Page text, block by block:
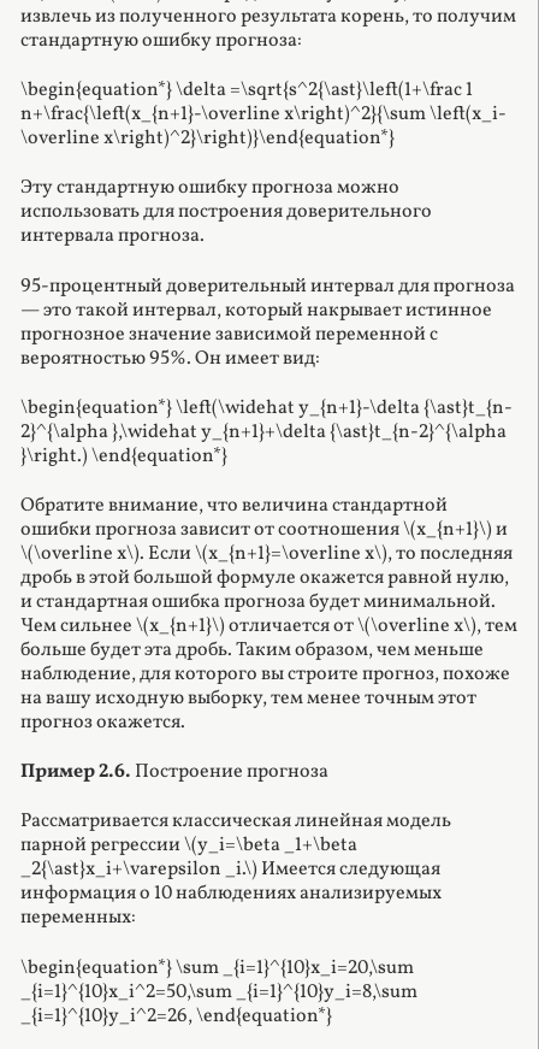
извлечь из полученного результата корень, то получим
стандартную ошибку прогноза:
\begin{equation*} \delta =\sqrt{s^2{\ast}\left(1+\frac 1
n+\frac{\left(x_{n+1}-\overline x\right)^2}{\sum \left(x_i-
\overline x\right)^2}\right)}\end{equation*}
Эту стандартную ошибку прогноза можно
использовать для построения доверительного
интервала прогноза.
95-процентный доверительный интервал для прогноза
— это такой интервал, который накрывает истинное
прогнозное значение зависимой переменной с
вероятностью 95%. Он имеет вид:
\begin{equation*} \left(\widehat y_{n+1}-\delta {\ast}t_{n-
2}^{\alpha },\widehat y_{n+1}+\delta {\ast}t_{n-2}^{\alpha
}\right.) \end{equation*}
Обратите внимание, что величина стандартной
ошибки прогноза зависит от соотношения \(x_{n+1}\) и
\(\overline x\). Если \(x_{n+1}=\overline x\), то последняя
дробь в этой большой формуле окажется равной нулю,
и стандартная ошибка прогноза будет минимальной.
Чем сильнее \(x_{n+1}\) отличается от \(\overline x\), тем
больше будет эта дробь. Таким образом, чем меньше
наблюдение, для которого вы строите прогноз, похоже
на вашу исходную выборку, тем менее точным этот
прогноз окажется.
Пример 2.6. Построение прогноза
Рассматривается классическая линейная модель
парной регрессии \(y_i=\beta _1+\beta
_2{\ast}x_i+\varepsilon _i.\) Имеется следующая
информация о 10 наблюдениях анализируемых
переменных:
\begin{equation*} \sum _{i=1}^{10}x_i=20,\sum
_{i=1}^{10}x_i^2=50,\sum _{i=1}^{10}y_i=8,\sum
_{i=1}^{10}y_i^2=26, \end{equation*}